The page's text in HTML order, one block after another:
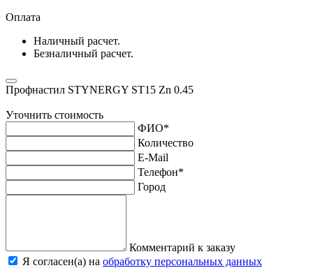
Оплата
Наличный расчет.
Безналичный расчет.
Профнастил STYNERGY ST15 Zn 0.45
Уточнить стоимость
ФИО*
Количество
E-Mail
Телефон*
Город
Комментарий к заказу
Я согласен(а) на обработку персональных данных